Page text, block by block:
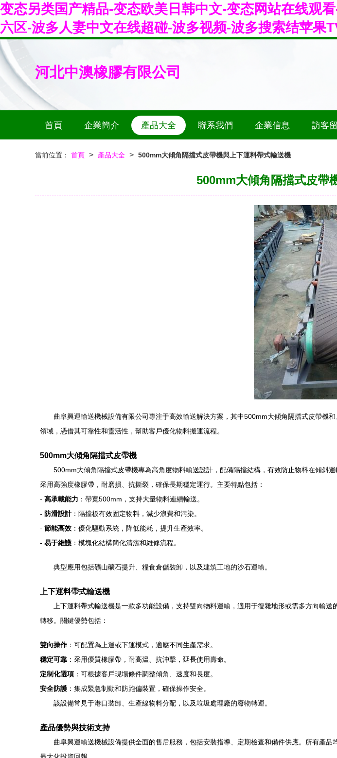
变态另类国产精品-变态欧美日韩中文-变态网站在线观
六区-波多人妻中文在线超碰-波多视频-波多搜索结苹果
河北中澳橡膠有限公司
首頁 企業簡介 產品大全 聯系我們 企業信息 訪客
當前位置： 首頁 > 產品大全 > 500mm大傾角隔擋式皮帶機與上下運料帶式輸送機
500mm大傾角隔擋式皮帶
曲阜興運輸送機械設備有限公司專注于高效輸送解決方案，其中500mm大傾角隔擋式皮帶機
領域，憑借其可靠性和靈活性，幫助客戶優化物料搬運流程。
500mm大傾角隔擋式皮帶機
500mm大傾角隔擋式皮帶機專為高角度物料輸送設計，配備隔擋結構，有效防止物料在傾斜
采用高強度橡膠帶，耐磨損、抗撕裂，確保長期穩定運行。主要特點包括：
- 高承載能力 ：帶寬500mm，支持大量物料連續輸送。
- 防滑設計：隔擋板有效固定物料，減少浪費和污染。
- 節能高效 ：優化驅動系統，降低能耗，提升生產效率。
- 易于維護 ：模塊化結構簡化清潔和維修流程。
典型應用包括礦山礦石提升、糧食倉儲裝卸，以及建筑工地的沙石運輸。
上下運料帶式輸送機
上下運料帶式輸送機是一款多功能設備，支持雙向物料運輸，適用于復雜地形或需多方向輸
轉移。關鍵優勢包括：
雙向操作：可配置為上運或下運模式，適應不同生產需求。
穩定可靠 ：采用優質橡膠帶，耐高溫、抗沖擊，延長使用壽命。
定制化選項 ：可根據客戶現場條件調整傾角、速度和長度。
安全防護 ：集成緊急制動和防跑偏裝置，確保操作安全。
該設備常見于港口裝卸、生產線物料分配，以及垃圾處理廠的廢物轉運。
產品優勢與技術支持
曲阜興運輸送機械設備提供全面的售后服務，包括安裝指導、定期檢查和備件供應。所有產